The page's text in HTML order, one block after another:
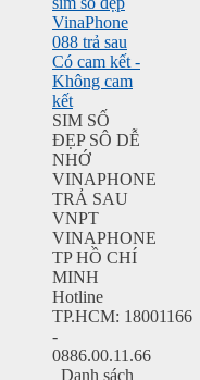
VinaPhone
088 trả sau
Có cam kết -
Không cam
kết
SIM SỐ
ĐẸP SÔ DỄ
NHỚ
VINAPHONE
TRẢ SAU
VNPT
VINAPHONE
TP HỒ CHÍ
MINH
Hotline
TP.HCM: 18001166
-
0886.00.11.66
Danh sách